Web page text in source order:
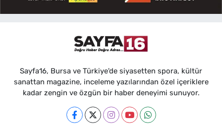
Sayfa16, Bursa ve Türkiye'de siyasetten spora, kültür
sanattan magazine, inceleme yazılarından özel içeriklere
kadar zengin ve özgün bir haber deneyimi sunuyor.